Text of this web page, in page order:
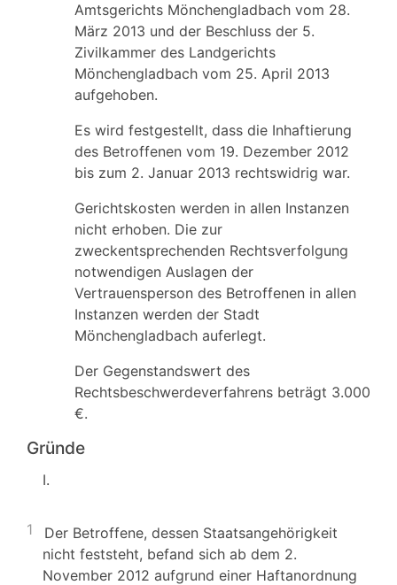
Amtsgerichts Mönchengladbach vom 28.
März 2013 und der Beschluss der 5.
Zivilkammer des Landgerichts
Mönchengladbach vom 25. April 2013
aufgehoben.
Es wird festgestellt, dass die Inhaftierung
des Betroffenen vom 19. Dezember 2012
bis zum 2. Januar 2013 rechtswidrig war.
Gerichtskosten werden in allen Instanzen
nicht erhoben. Die zur
zweckentsprechenden Rechtsverfolgung
notwendigen Auslagen der
Vertrauensperson des Betroffenen in allen
Instanzen werden der Stadt
Mönchengladbach auferlegt.
Der Gegenstandswert des
Rechtsbeschwerdeverfahrens beträgt 3.000
€.
Gründe
I.
1
Der Betroffene, dessen Staatsangehörigkeit
nicht feststeht, befand sich ab dem 2.
November 2012 aufgrund einer Haftanordnung